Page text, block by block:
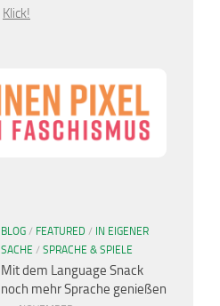
Klick!
BLOG / FEATURED / IN EIGENER
SACHE / SPRACHE & SPIELE
Mit dem Language Snack
noch mehr Sprache genießen